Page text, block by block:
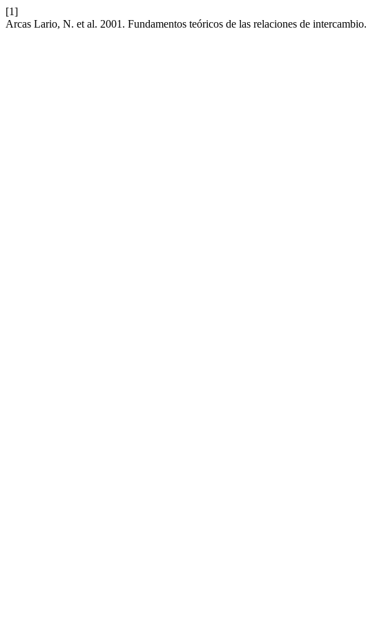
[1]
Arcas Lario, N. et al. 2001. Fundamentos teóricos de las relaciones de intercambio.